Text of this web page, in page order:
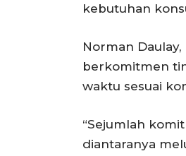
kebutuhan
Norman
berkomitmen
waktu sesuai
“Sejumlah
diantaranya